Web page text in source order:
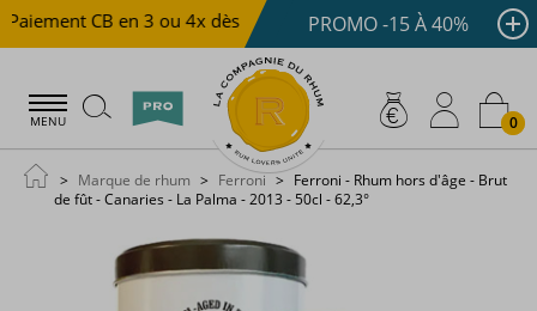
Paiement CB en 3 ou 4x dès 100 € Livraison offerte dès
PROMO -15 À 40%
MENU 0
Marque de rhum Ferroni
Ferroni - Rhum hors d'âge - Brut
de fût - Canaries - La Palma - 2013 - 50cl - 62,3°